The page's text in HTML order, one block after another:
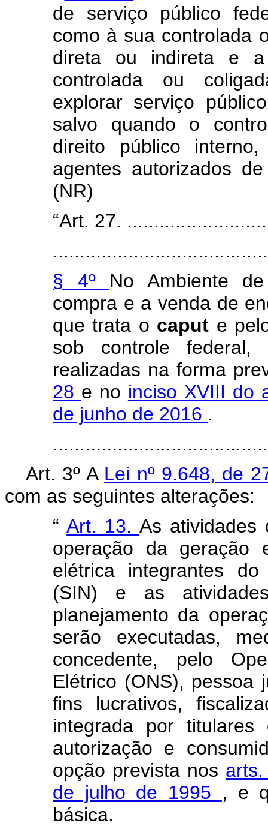
de serviço público
como à sua controlada
direta ou indireta e a
controlada ou
explorar serviço
salvo quando o
direito público
agentes autorizados
(NR)
“Art. 27.
§ 4º No Ambiente
compra e a venda de
que trata o caput e
sob controle federal,
realizadas na forma
28 e no inciso XVIII do
de junho de 2016 .
Art. 3º A Lei nº 9.648, de
com as seguintes alterações:
“Art. 13. As atividades
operação da geração
elétrica integrantes
(SIN) e as
planejamento da
serão executadas,
concedente, pelo
Elétrico (ONS), pessoa
fins lucrativos,
integrada por titulares
autorização e
opção prevista nos
de julho de 1995 , e
básica.